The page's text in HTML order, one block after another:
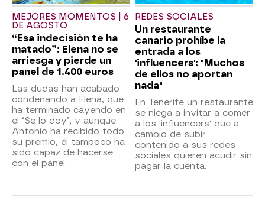
MEJORES MOMENTOS | 6
DE AGOSTO
“Esa indecisión te ha
matado”: Elena no se
arriesga y pierde un
panel de 1.400 euros
Las dudas han acabado
condenando a Elena, que
ha terminado cayendo en
el ‘Se lo doy’, y aunque
Antonio ha recibido todo
su premio, él tampoco ha
sido capaz de hacerse
con el panel.
REDES SOCIALES
Un restaurante
canario prohíbe la
entrada a los
'influencers': "Muchos
de ellos no aportan
nada"
En Tenerife un restaurante
se niega a invitar a comer
a los 'influencers' que a
cambio de subir
contenido a sus redes
sociales quieren acudir sin
pagar la cuenta.